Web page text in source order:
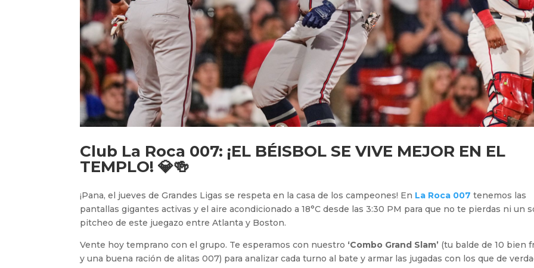
Club La Roca 007: ¡EL BÉISBOL SE VIVE MEJOR EN EL
TEMPLO! 💎🍻
¡Pana, el jueves de Grandes Ligas se respeta en la casa de los campeones! En La Roca 007 tenemos las
pantallas gigantes activas y el aire acondicionado a 18°C desde las 3:30 PM para que no te pierdas ni un
pitcheo de este juegazo entre Atlanta y Boston.
Vente hoy temprano con el grupo. Te esperamos con nuestro ‘Combo Grand Slam’ (tu balde de 10 bien
y una buena ración de alitas 007) para analizar cada turno al bate y armar las jugadas con los que de